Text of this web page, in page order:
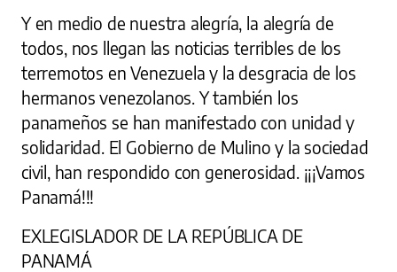
Y en medio de nuestra alegría, la alegría de
todos, nos llegan las noticias terribles de los
terremotos en Venezuela y la desgracia de los
hermanos venezolanos. Y también los
panameños se han manifestado con unidad y
solidaridad. El Gobierno de Mulino y la sociedad
civil, han respondido con generosidad. ¡¡¡Vamos
Panamá!!!
EXLEGISLADOR DE LA REPÚBLICA DE
PANAMÁ